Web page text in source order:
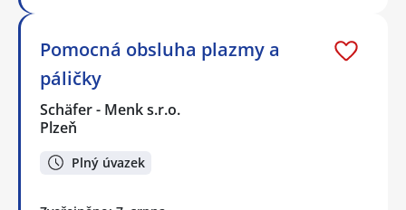
Pomocná obsluha plazmy a
páličky
Schäfer - Menk s.r.o.
Plzeň
Plný úvazek